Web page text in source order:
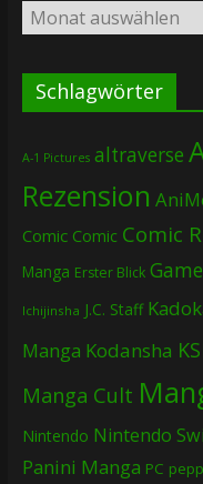
Archiv
Schlagwörter
A-1 Pictures altraverse
Rezension
Comic Comic Comic
Manga Erster Blick
Ichijinsha J.C. Staff
Manga Kodansha
Manga Cult
Nintendo Nintendo
Panini Manga PC